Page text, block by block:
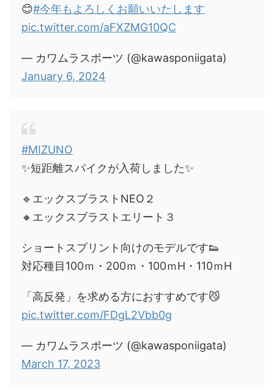
😊#今年もよろしくお願いいたします
pic.twitter.com/aFXZMG10QC
— カワムラスポーツ (@kawasponiigata)
January 6, 2024
#MIZUNO
✨短距離スパイクが入荷しました✨
🔹エックスブラストNEO２
🔸エックスブラストエリート３
ショートスプリント向けのモデルです👟
対応種目100ｍ・200ｍ・100ｍH・110ｍH
「高反発」を求める方におすすめです😼
pic.twitter.com/FDgL2Vbb0g
— カワムラスポーツ (@kawasponiigata)
March 17, 2023